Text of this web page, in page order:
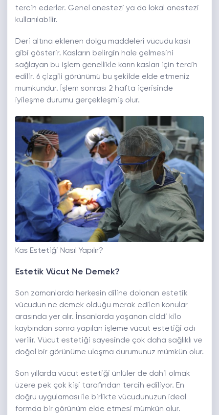
tercih ederler. Genel anestezi ya da lokal anestezi
kullanılabilir.
Deri altına eklenen dolgu maddeleri vücudu kaslı
gibi gösterir. Kasların belirgin hale gelmesini
sağlayan bu işlem genellikle karın kasları için tercih
edilir. 6 çizgili görünümü bu şekilde elde etmeniz
mümkündür. İşlem sonrası 2 hafta içerisinde
iyileşme durumu gerçekleşmiş olur.
Kas Estetiği Nasıl Yapılır?
Estetik Vücut Ne Demek?
Son zamanlarda herkesin diline dolanan estetik
vücudun ne demek olduğu merak edilen konular
arasında yer alır. İnsanlarda yaşanan ciddi kilo
kaybından sonra yapılan işleme vücut estetiği adı
verilir. Vücut estetiği sayesinde çok daha sağlıklı ve
doğal bir görünüme ulaşma durumunuz mümkün olur.
Son yıllarda vücut estetiği ünlüler de dahil olmak
üzere pek çok kişi tarafından tercih ediliyor. En
doğru uygulaması ile birlikte vücudunuzun ideal
formda bir görünüm elde etmesi mümkün olur.